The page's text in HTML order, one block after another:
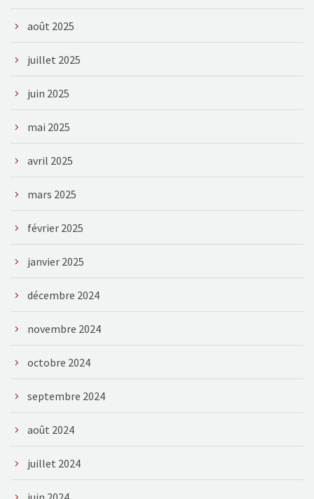
août 2025
juillet 2025
juin 2025
mai 2025
avril 2025
mars 2025
février 2025
janvier 2025
décembre 2024
novembre 2024
octobre 2024
septembre 2024
août 2024
juillet 2024